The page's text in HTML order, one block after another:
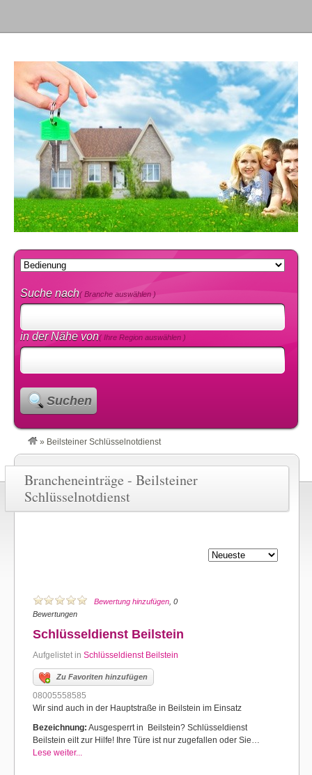
Suche nach( Branche auswählen )
in der Nähe von( Ihre Region auswählen )
Suchen
» Beilsteiner Schlüsselnotdienst
Brancheneinträge - Beilsteiner
Schlüsselnotdienst
Bewertung hinzufügen , 0
Bewertungen
Schlüsseldienst Beilstein
Aufgelistet in Schlüsseldienst Beilstein
Zu Favoriten hinzufügen
08005558585
Wir sind auch in der Hauptstraße in Beilstein im Einsatz
Bezeichnung: Ausgesperrt in Beilstein? Schlüsseldienst
Beilstein eilt zur Hilfe! Ihre Türe ist nur zugefallen oder Sie…
Lese weiter...